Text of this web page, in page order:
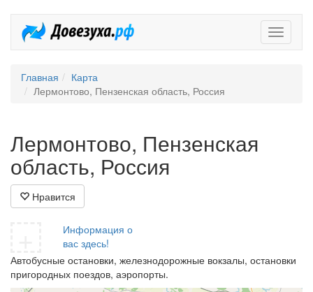
Главная
Карта
Лермонтово, Пензенская область, Россия
Лермонтово, Пензенская
область, Россия
Нравится
Информация о
вас здесь!
Автобусные остановки, железнодорожные вокзалы, остановки
пригородных поездов, аэропорты.